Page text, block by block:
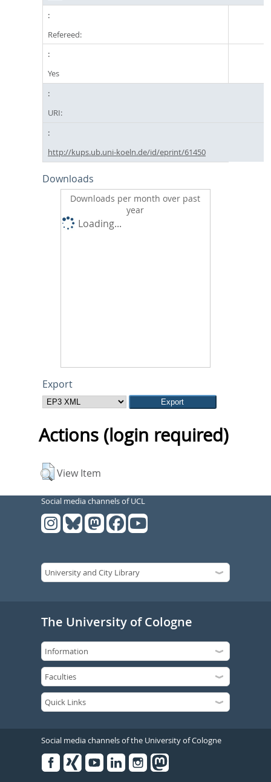
Refereed:
Yes
URI:
http://kups.ub.uni-koeln.de/id/eprint/61450
Downloads
Downloads per month over past
year
Loading...
Export
Actions (login required)
View Item
Social media channels of UCL
The University of Cologne
Social media channels of the University of Cologne